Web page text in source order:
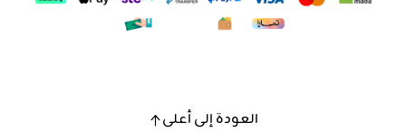
العودة إلى أعلى